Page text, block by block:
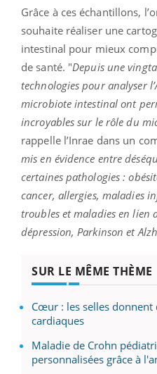
Grâce à ces échantillons,
souhaite réaliser une
intestinal pour mieux
de santé. "Depuis une
technologies pour analyser
microbiote intestinal ont
incroyables sur le rôle du
rappelle l’Inrae dans un
mis en évidence entre
certaines pathologies :
cancer, allergies, maladies
troubles et maladies en lien
dépression, Parkinson et
SUR LE MÊME THÈME
Cœur : les selles donnent
cardiaques
Maladie de Crohn
personnalisées grâce à